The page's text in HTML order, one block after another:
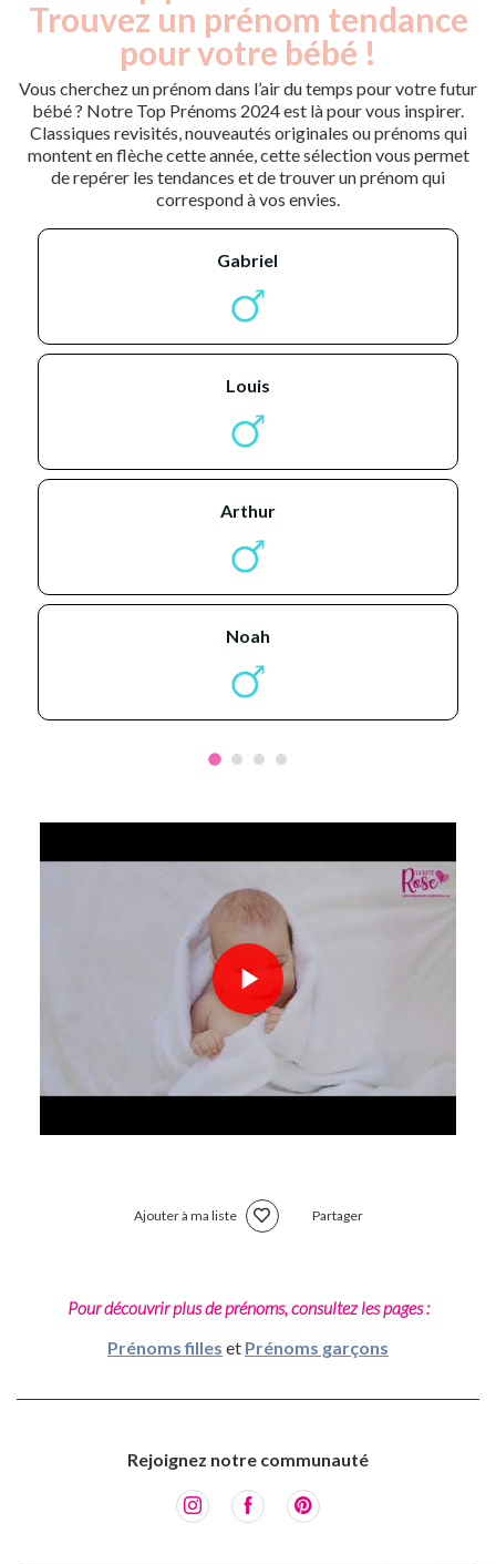
Trouvez un prénom tendance
pour votre bébé !
Vous cherchez un prénom dans l’air du temps pour votre futur
bébé ? Notre Top Prénoms 2024 est là pour vous inspirer.
Classiques revisités, nouveautés originales ou prénoms qui
montent en flèche cette année, cette sélection vous permet
de repérer les tendances et de trouver un prénom qui
correspond à vos envies.
gabriel
louis
arthur
noah
Ajouter à ma liste Partager
Pour découvrir plus de prénoms, consultez les pages :
Prénoms filles et Prénoms garçons
Rejoignez notre communauté